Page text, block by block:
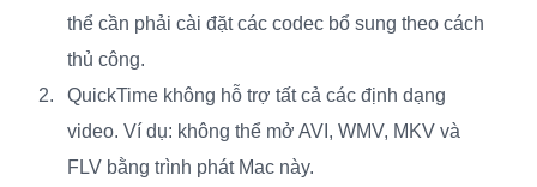
thể cần phải cài đặt các codec bổ sung theo cách
thủ công.
QuickTime không hỗ trợ tất cả các định dạng
video. Ví dụ: không thể mở AVI, WMV, MKV và
FLV bằng trình phát Mac này.